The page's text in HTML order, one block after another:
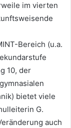
im vierten
Bereich (u.a.
10, der
bietet viele
G.
auch